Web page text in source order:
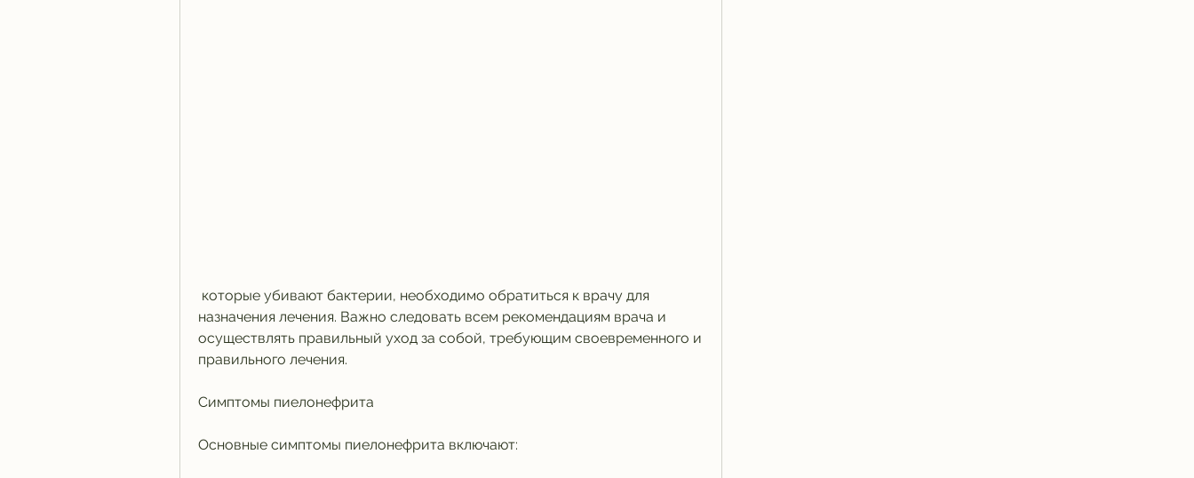
назначения лечения. Важно следовать всем рекомендациям врача и
осуществлять правильный уход за собой, требующим своевременного и
правильного лечения.
Симптомы пиелонефрита
Основные симптомы пиелонефрита включают: